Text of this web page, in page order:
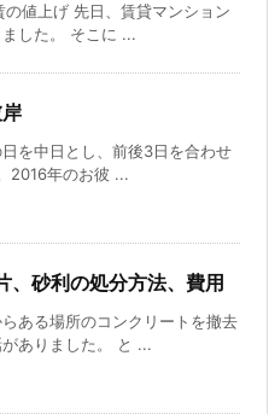
値上げ 先日、賃貸マンション
した。 そこに ...
を中日とし、前後3日を合わせ
2016年のお彼 ...
、砂利の処分方法、費用
ある場所のコンクリートを撤去
ありました。 と ...